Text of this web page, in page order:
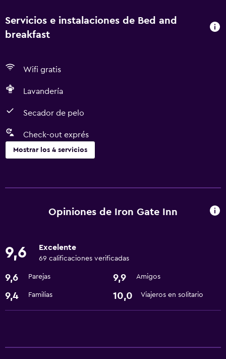
Servicios e instalaciones de Bed and
breakfast
Wifi gratis
Lavandería
Secador de pelo
Check-out exprés
Mostrar los 4 servicios
Secador de pelo
Servicios y facilidades
Check-out exprés
Opiniones de Iron Gate Inn
9,6 Excelente
69 calificaciones verificadas
9,6 Parejas 9,9 Amigos
9,4 Familias 10,0 Viajeros en solitario